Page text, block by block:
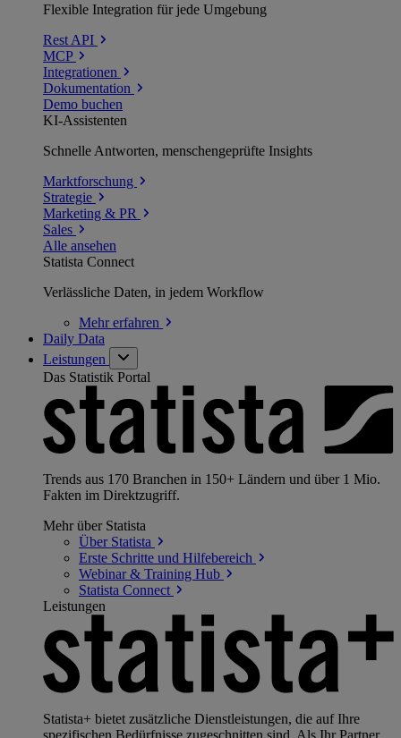
Flexible Integration für jede Umgebung
Rest API
MCP
Integrationen
Dokumentation
Demo buchen
KI-Assistenten
Schnelle Antworten, menschengeprüfte Insights
Marktforschung
Strategie
Marketing & PR
Sales
Alle ansehen
Statista Connect
Verlässliche Daten, in jedem Workflow
Mehrerfahren
Daily Data
Leistungen
Das Statistik Portal
Trends aus 170 Branchen in 150+ Ländern und über 1 Mio.
Fakten im Direktzugriff.
Mehr über Statista
Über Statista
Erste Schritte und Hilfebereich
Webinar & Training Hub
Statista Connect
Leistungen
Statista+ bietet zusätzliche Dienstleistungen, die auf Ihre
spezifischen Bedürfnisse zugeschnitten sind. Als Ihr Partner